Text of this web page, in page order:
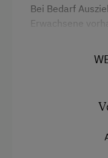
Bei Bedarf
Erwachsene
Aussicht